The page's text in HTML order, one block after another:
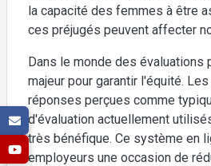
la capacité des femmes à être
ces préjugés peuvent affecter
Dans le monde des
majeur pour garantir l'équité.
réponses perçues comme
d'évaluation actuellement
très bénéfique. Ce système en
employeurs une occasion de